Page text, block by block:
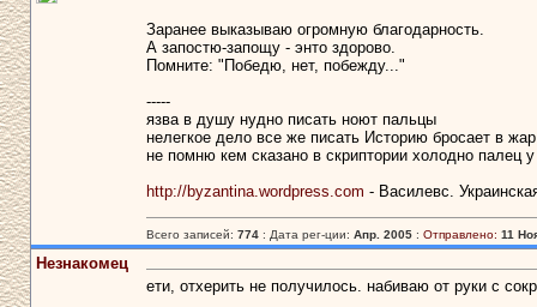
Заранее выказываю огромную благодарность.
А запостю-запощу - энто здорово.
Помните: "Победю, нет, побежду..."
-----
язва в душу нудно писать ноют пальцы
нелегкое дело все же писать Историю бросает в
не помню кем сказано в скриптории холодно палец
http://byzantina.wordpress.com - Василевс.
Всего записей: 774: Дата рег-ции: Апр. 2005: Отправлено: 11
Незнакомец
ети, отхерить не получилось. набиваю от руки с